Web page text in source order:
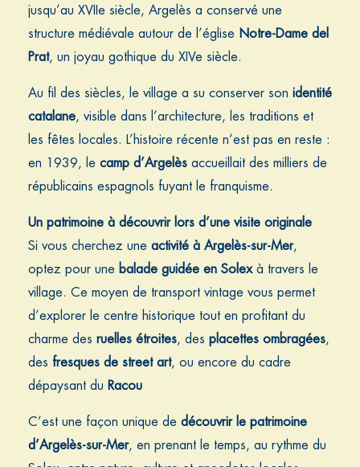
jusqu’au XVIIe siècle, Argelès a conservé une
structure médiévale autour de l’église Notre-Dame del
Prat, un joyau gothique du XIVe siècle.
Au fil des siècles, le village a su conserver son identité
catalane, visible dans l’architecture, les traditions et
les fêtes locales. L’histoire récente n’est pas en reste :
en 1939, le camp d’Argelèsaccueillait des milliers de
républicains espagnols fuyant le franquisme.
Un patrimoine à découvrir lors d’une visite originale
Si vous cherchez une activité à Argelès-sur-Mer,
optez pour une balade guidée en Solexà travers le
village. Ce moyen de transport vintage vous permet
d’explorer le centre historique tout en profitant du
charme des ruelles étroites, des placettes ombragées,
des fresques de street art, ou encore du cadre
dépaysant du Racou
C’est une façon unique de découvrir le patrimoine
d’Argelès-sur-Mer, en prenant le temps, au rythme du